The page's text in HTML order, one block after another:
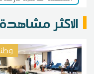
الاكثر مشاهدة